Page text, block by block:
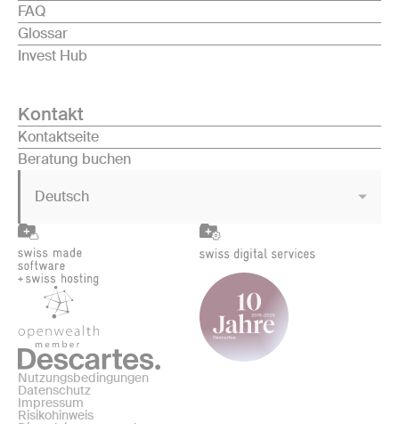
FAQ
Glossar
Invest Hub
Kontakt
Kontaktseite
Beratung buchen
Deutsch
Nutzungsbedingungen
Datenschutz
Impressum
Risikohinweis